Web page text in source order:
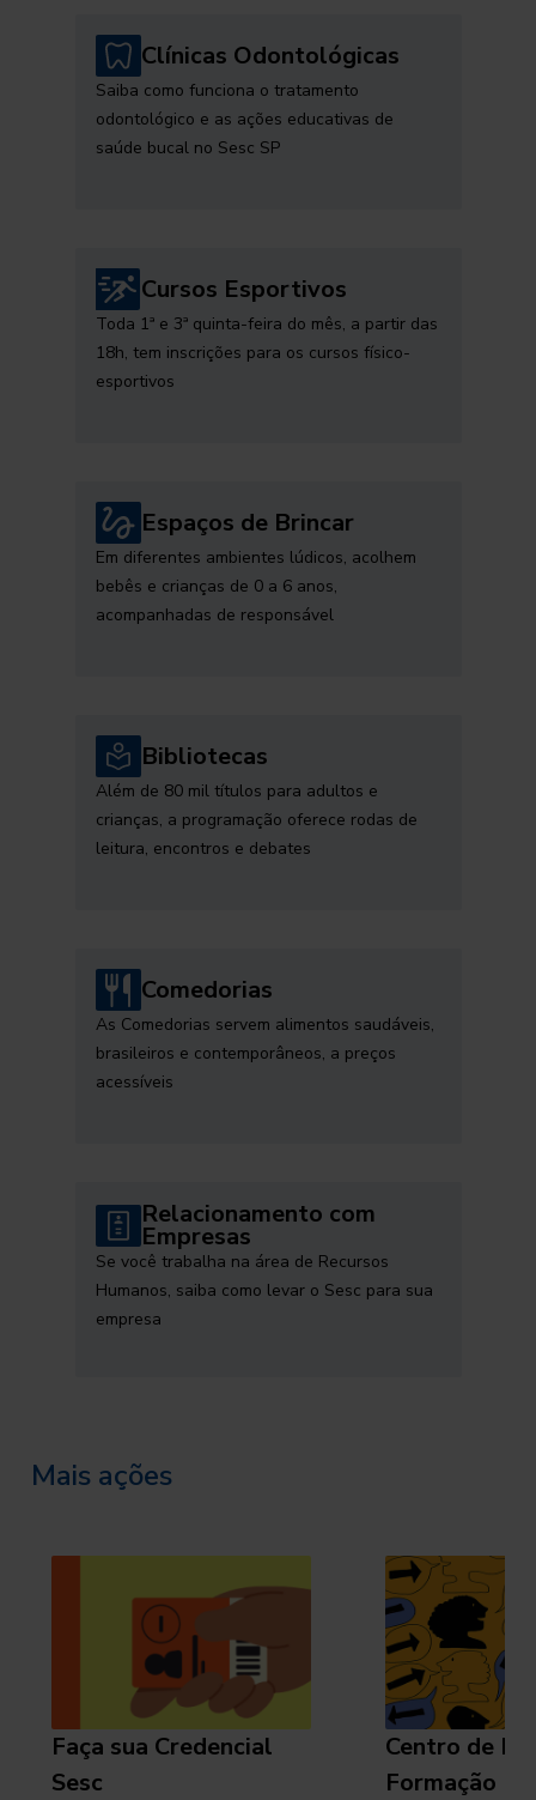
Clínicas Odontológicas
Saiba como funciona o tratamento
odontológico e as ações educativas de
saúde bucal no Sesc SP
Cursos Esportivos
Toda 1ª e 3ª quinta-feira do mês, a partir das
18h, tem inscrições para os cursos físico-
esportivos
Espaços de Brincar
Em diferentes ambientes lúdicos, acolhem
bebês e crianças de 0 a 6 anos,
acompanhadas de responsável
Bibliotecas
Além de 80 mil títulos para adultos e
crianças, a programação oferece rodas de
leitura, encontros e debates
Comedorias
As Comedorias servem alimentos saudáveis,
brasileiros e contemporâneos, a preços
acessíveis
Relacionamento com
Empresas
Se você trabalha na área de Recursos
Humanos, saiba como levar o Sesc para sua
empresa
Mais ações
Faça sua Credencial
Sesc
Centro de
Formação